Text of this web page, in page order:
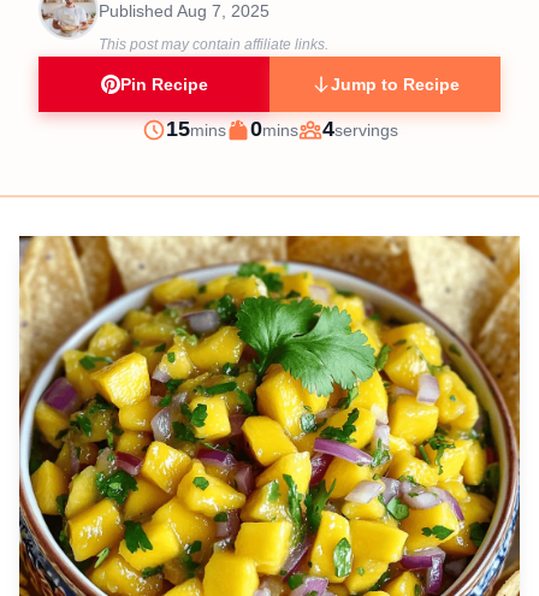
Published Aug 7, 2025
This post may contain affiliate links.
Pin Recipe Jump to Recipe
Prep
15minutes
mins
Cook
0minutes
mins
Servings
4servings